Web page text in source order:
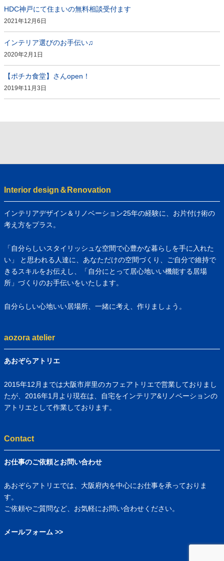
HDC神戸にて住まいの無料相談受付ます
2021年12月6日
インテリア選びのお手伝い♫
2020年2月1日
【ポチカ食堂】さんopen！
2019年11月3日
Interior design＆Renovation
インテリアデザイン＆リノベーション25年の経験に、お片付け術の
考え方をプラス。
「自分らしいスタイリッシュな空間で心豊かな暮らしを手に入れた
い」 と思われる人達に、あなただけの空間づくり、ご自分で維持で
きるスキルをお伝えし、「自分にとって居心地いい機能する居場
所」づくりのお手伝いをいたします。
自分らしい心地いい居場所、一緒に考え、作りましょう。
aozora atelier
あおぞらアトリエ
2015年12月までは大阪市岸里のカフェアトリエで営業しておりまし
たが、2016年1月より現在は、自宅をインテリア&リノベーションの
アトリエとして作業しております。
Contact
お仕事のご依頼とお問い合わせ
あおぞらアトリエでは、大阪府内を中心にお仕事を承っておりま
す。
ご依頼やご質問など、お気軽にお問い合わせください。
メールフォーム >>